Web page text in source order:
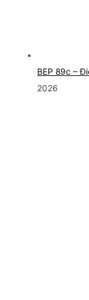
BEP 89c –
2026